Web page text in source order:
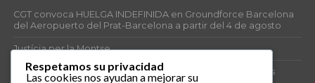
CGT convoca HUELGA INDEFINIDA en Groundforce Barcelona
del Aeropuerto del Prat-Barcelona a partir del 4 de agosto
Justícia per la Montse
25J – Día Mundial para la Prevención de los Ahogamientos
Respetamos su privacidad
Las cookies nos ayudan a mejorar su